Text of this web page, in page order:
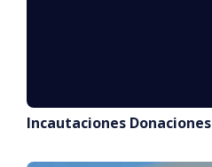
Incautaciones Donaciones